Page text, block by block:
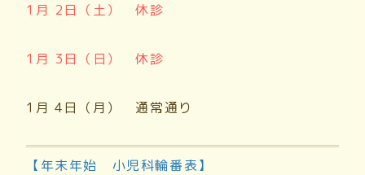
1月 2日（土） 休診
1月 3日（日） 休診
1月 4日（月） 通常通り
【年末年始 小児科輪番表】